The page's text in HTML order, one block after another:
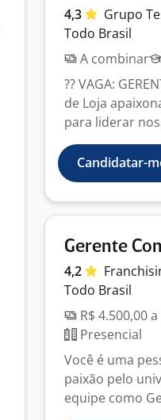
4,3 Grupo
Todo Brasil
A combinar
?? VAGA:
de Loja
para liderar
Candidatar-
Gerente
4,2
Todo Brasil
R$ 4.500,00
Presencial
Você é uma
paixão pelo
equipe como